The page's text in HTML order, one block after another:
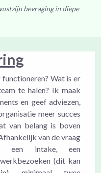
bevraging in diepe
Wat is er
te halen? Ik maak
en geef adviezen,
meer succes
van belang is boven
van de vraag
een intake, een
(dit kan